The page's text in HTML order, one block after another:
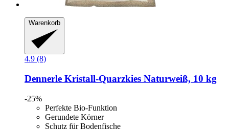
Warenkorb
4.9 (8)
Dennerle Kristall-​Quarzkies Naturweiß, 10 kg
-25%
Perfekte Bio-Funktion
Gerundete Körner
Schutz für Bodenfische